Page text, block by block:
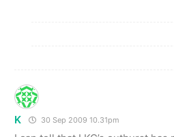
K 30 Sep 2009 10.31pm